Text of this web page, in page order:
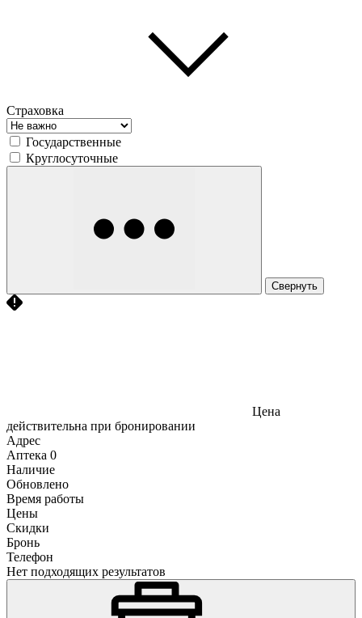
Страховка
Государственные
Круглосуточные
Свернуть
Цена
действительна при бронировании
Адрес
Аптека 0
Наличие
Обновлено
Время работы
Цены
Скидки
Бронь
Телефон
Нет подходящих результатов